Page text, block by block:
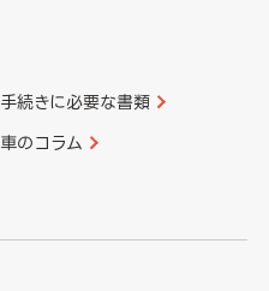
手続きに必要な書類
車のコラム